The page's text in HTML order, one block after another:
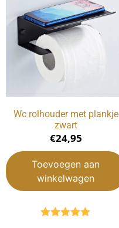
Wc rolhouder met plankje
zwart
€24,95
Toevoegen aan
winkelwagen